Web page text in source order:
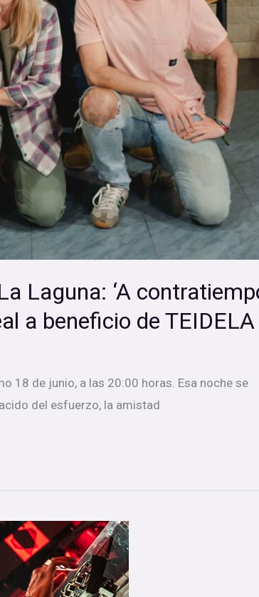
Laguna: ‘A
a beneficio de TEIDELA
18 de junio, a las 20:00 horas. Esa noche se
del esfuerzo, la amistad